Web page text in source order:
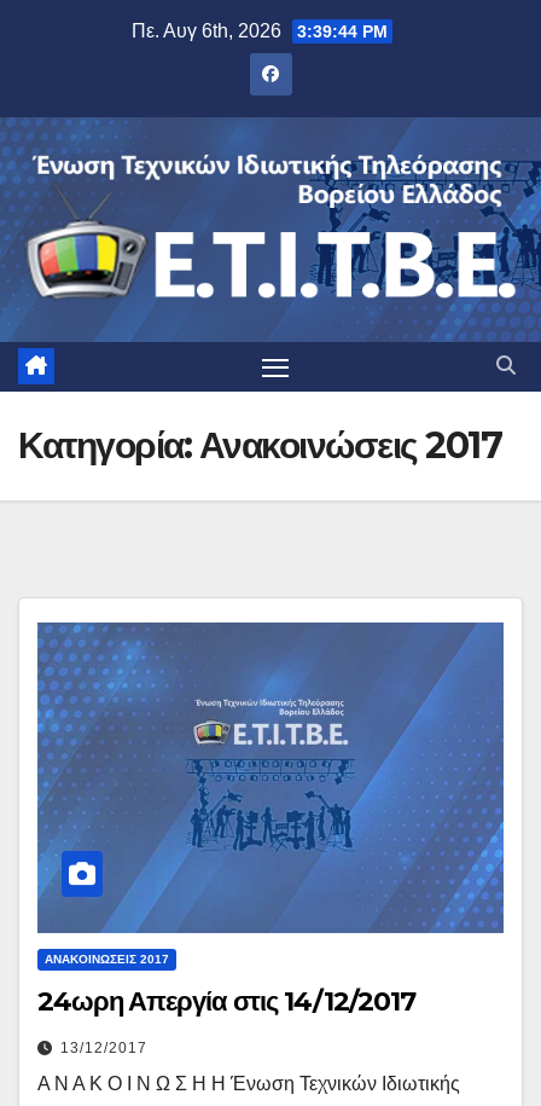
Πε. Αυγ 6th, 2026 3:39:45 PM
Κατηγορία:Ανακοινώσεις 2017
ΑΝΑΚΟΙΝΏΣΕΙΣ 2017
24ωρη Απεργία στις 14/12/2017
13/12/2017
Α Ν Α Κ Ο Ι Ν Ω Σ Η Η Ένωση Τεχνικών Ιδιωτικής